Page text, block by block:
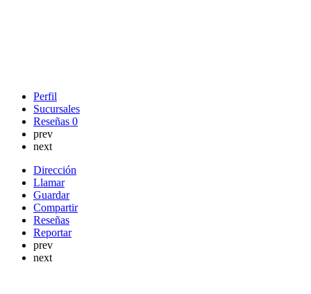
Perfil
Sucursales
Reseñas 0
prev
next
Dirección
Llamar
Guardar
Compartir
Reseñas
Reportar
prev
next